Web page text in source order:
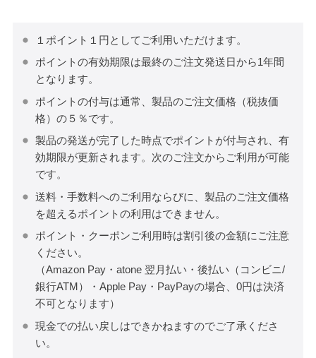
１ポイント１円としてご利用いただけます。
ポイントの有効期限は最終のご注文発送日から1年間
となります。
ポイントの付与は通常、製品のご注文価格（税抜価
格）の５％です。
製品の発送が完了した時点でポイントが付与され、有
効期限が更新されます。次のご注文からご利用が可能
です。
送料・手数料へのご利用ならびに、製品のご注文価格
を超えるポイントの利用はできません。
ポイント・クーポンご利用時は割引後の金額にご注意
ください。
（Amazon Pay・atone 翌月払い・後払い（コンビニ/
銀行ATM）・Apple Pay・PayPayの場合、0円は決済
不可となります）
現金での払い戻しはできかねますのでご了承くださ
い。